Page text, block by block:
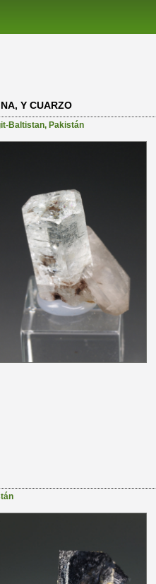
Y CUARZO
Baltistan, Pakistán